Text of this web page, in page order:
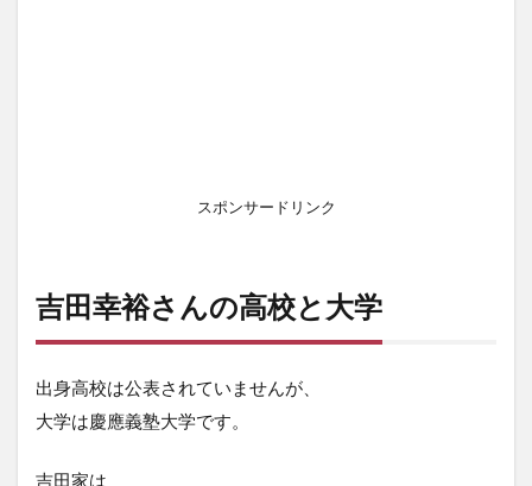
スポンサードリンク
吉田幸裕さんの高校と大学
出身高校は公表されていませんが、
大学は慶應義塾大学です。
吉田家は